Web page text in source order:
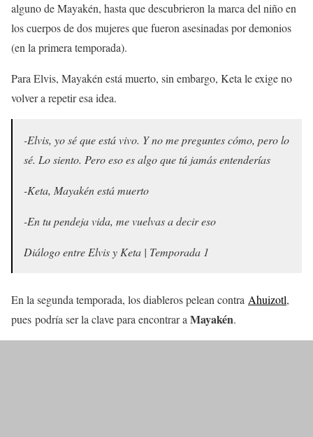
alguno de Mayakén, hasta que descubrieron la marca del niño en
los cuerpos de dos mujeres que fueron asesinadas por demonios
(en la primera temporada).
Para Elvis, Mayakén está muerto, sin embargo, Keta le exige no
volver a repetir esa idea.
-Elvis, yo sé que está vivo. Y no me preguntes cómo, pero lo
sé. Lo siento. Pero eso es algo que tú jamás entenderías
-Keta, Mayakén está muerto
-En tu pendeja vida, me vuelvas a decir eso
Diálogo entre Elvis y Keta | Temporada 1
En la segunda temporada, los diableros pelean contra Ahuizotl,
pues podría ser la clave para encontrar a Mayakén.